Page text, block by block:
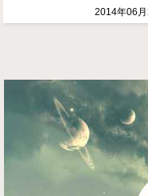
2014年06月